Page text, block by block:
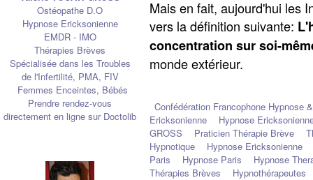
Ostéopathe D.O
Hypnose Ericksonienne
EMDR - IMO
Thérapies Brèves
Spécialisée dans les Troubles
de l'Infertilité, PMA, FIV
Femmes Enceintes, Bébés
Prendre rendez-vous
directement en ligne sur Doctolib
Mais en fait, aujourd'hui les
vers la définition suivante:
concentration sur soi-
monde extérieur.
Confédération Francophone Hypnose
Ericksonienne
Hypnose
GROSS
Praticien Thérapie Brève
Hypnotique
Hypnose Ericksonienne
Paris
Hypnose Paris
Hypnose
Thérapies Brèves
Hypnothérapeutes